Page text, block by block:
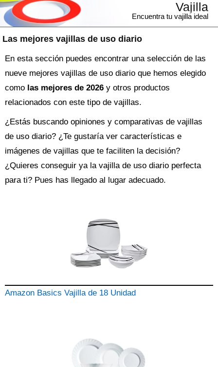
Las mejores vajillas de uso diario
Vajilla
Encuentra tu vajilla ideal
En esta sección puedes encontrar una selección de las
nueve mejores vajillas de uso diario que hemos elegido
como las mejores de 2026 y otros productos
relacionados con este tipo de vajillas.
¿Estás buscando opiniones y comparativas de vajillas
de uso diario? ¿Te gustaría ver características e
imágenes de vajillas que te faciliten la decisión?
¿Quieres conseguir ya la vajillade uso diario perfecta
para ti? Pues has llegado al lugar adecuado.
Amazon Basics Vajilla de 18 Unidad